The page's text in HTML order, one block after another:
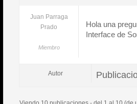
Juan Parraga
Prado
Miembro
Hola una
Interface de
Autor